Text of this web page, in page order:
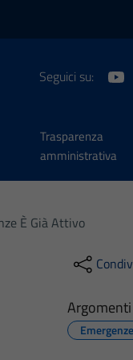
Seguici su:
Trasparenza
amministrativa
È Già Attivo
Argomenti
Emergenze